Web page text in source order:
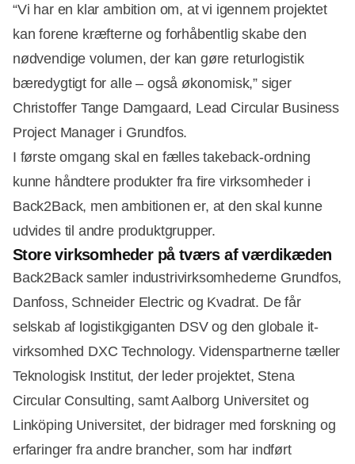
“Vi har en klar ambition om, at vi igennem projektet
kan forene kræfterne og forhåbentlig skabe den
nødvendige volumen, der kan gøre returlogistik
bæredygtigt for alle – også økonomisk,” siger
Christoffer Tange Damgaard, Lead Circular Business
Project Manager i Grundfos.
I første omgang skal en fælles takeback-ordning
kunne håndtere produkter fra fire virksomheder i
Back2Back, men ambitionen er, at den skal kunne
udvides til andre produktgrupper.
Store virksomheder på tværs af værdikæden
Back2Back samler industrivirksomhederne Grundfos,
Danfoss, Schneider Electric og Kvadrat. De får
selskab af logistikgiganten DSV og den globale it-
virksomhed DXC Technology. Videnspartnerne tæller
Teknologisk Institut, der leder projektet, Stena
Circular Consulting, samt Aalborg Universitet og
Linköping Universitet, der bidrager med forskning og
erfaringer fra andre brancher, som har indført